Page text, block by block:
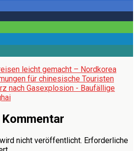
leicht gemacht – Nordkorea
für chinesische Touristen
nach Gasexplosion - Baufällige
nicht veröffentlicht. Erforderliche